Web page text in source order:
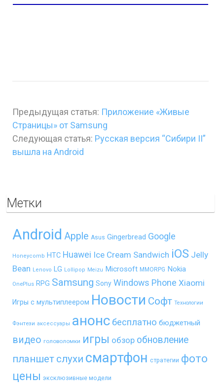
Предыдущая статья: Приложение «Живые
Страницы» от Samsung
Следующая статья: Русская версия “Сибири II”
вышла на Android
Метки
Android Apple Asus Gingerbread Google
Honeycomb HTC Huawei Ice Cream Sandwich iOS Jelly
Bean Lenovo LG Lollipop Meizu Microsoft MMORPG Nokia
OnePlus RPG Samsung Sony Windows Phone Xiaomi
Игры с мультиплеером Новости Софт Технологии
Фэнтези аксессуары анонс бесплатно бюджетный
видео головоломки игры обзор обновление
планшет слухи смартфон стратегии фото
цены эксклюзивные модели